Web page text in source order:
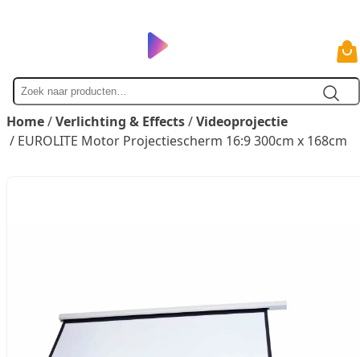
Zoek
naar
Home/Verlichting & Effects/Videoprojectie
/ EUROLITE Motor Projectiescherm 16:9 300cm x 168cm